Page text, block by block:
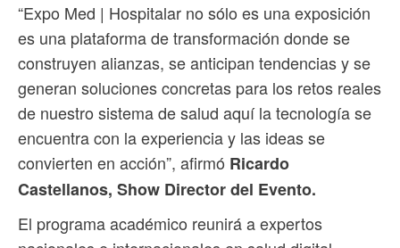
“Expo Med | Hospitalar no sólo es una exposición
es una plataforma de transformación donde se
construyen alianzas, se anticipan tendencias y se
generan soluciones concretas para los retos reales
de nuestro sistema de salud aquí la tecnología se
encuentra con la experiencia y las ideas se
convierten en acción”, afirmó Ricardo
Castellanos, Show Director del Evento.
El programa académico reunirá a expertos